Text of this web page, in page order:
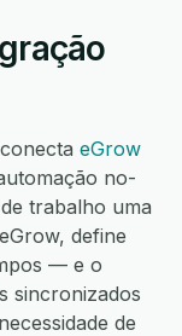
eGrow
no-
trabalho uma
define
— e o
sincronizados
de